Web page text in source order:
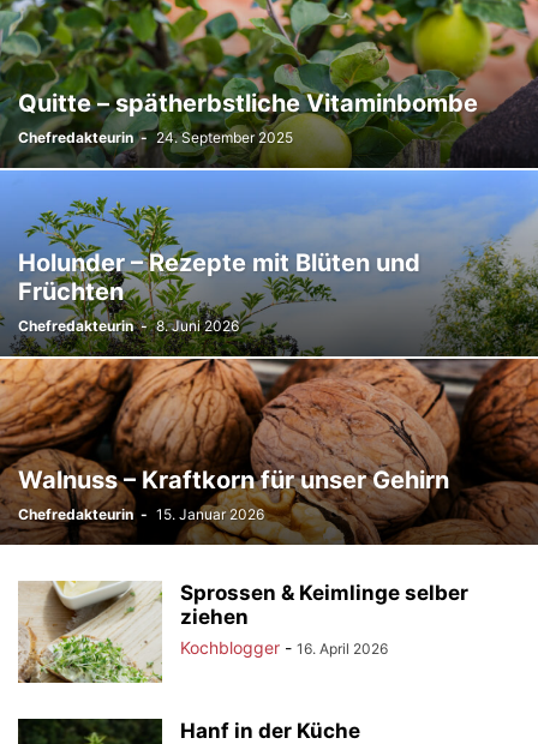
Quitte – spätherbstliche Vitaminbombe
Chefredakteurin - 24. September 2025
Holunder – Rezepte mit Blüten und
Früchten
Chefredakteurin - 8. Juni 2026
Walnuss – Kraftkorn für unser Gehirn
Chefredakteurin - 15. Januar 2026
Sprossen & Keimlinge selber
ziehen
Kochblogger - 16. April 2026
Hanf in der Küche